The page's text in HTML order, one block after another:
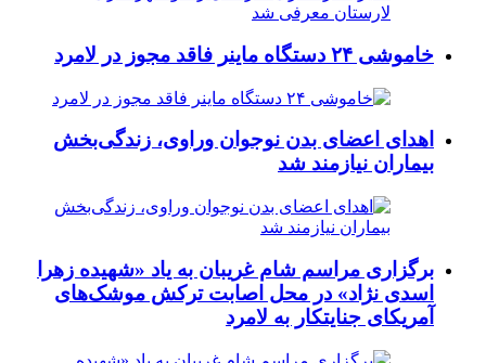
خاموشی ۲۴ دستگاه ماینر فاقد مجوز در لامرد
اهدای اعضای بدن نوجوان وراوی، زندگی‌بخش
بیماران نیازمند شد
برگزاری مراسم شام غریبان به یاد «شهیده زهرا
اسدی نژاد» در محل اصابت ترکش موشک‌های
آمریکای جنایتکار به لامرد